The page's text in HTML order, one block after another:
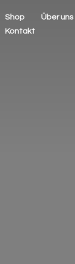
Shop Über uns
Kontakt